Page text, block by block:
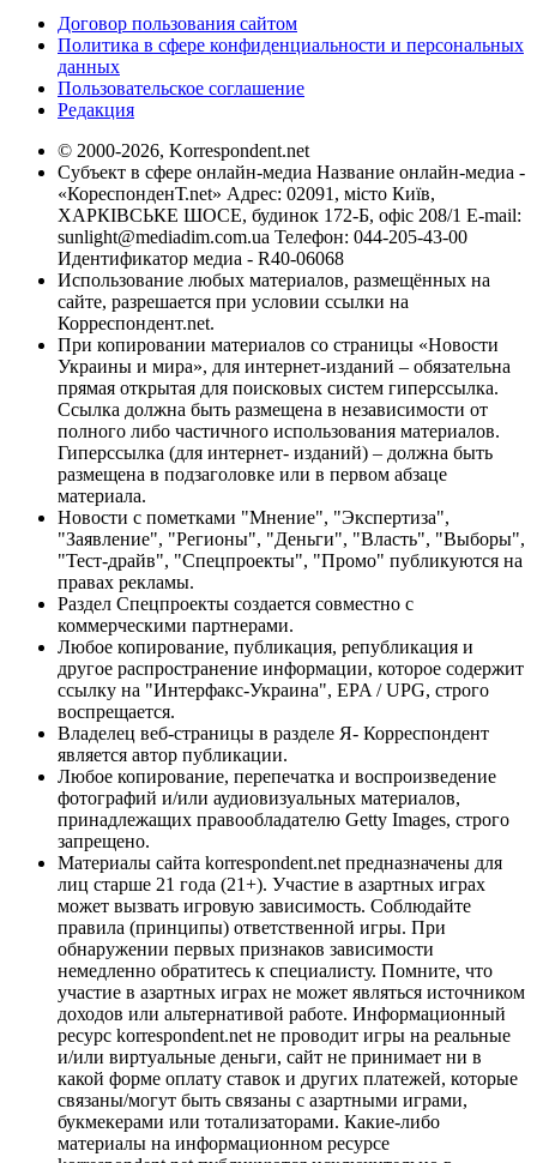
Договор пользования сайтом
Политика в сфере конфиденциальности и персональных
данных
Пользовательское соглашение
Редакция
© 2000-2026, Korrespondent.net
Субъект в сфере онлайн-медиа Название онлайн-медиа -
«КореспонденТ.net» Адрес: 02091, місто Київ,
ХАРКІВСЬКЕ ШОСЕ, будинок 172-Б, офіс 208/1 E-mail:
sunlight@mediadim.com.ua Телефон: 044-205-43-00
Идентификатор медиа - R40-06068
Использование любых материалов, размещённых на
сайте, разрешается при условии ссылки на
Корреспондент.net.
При копировании материалов со страницы «Новости
Украины и мира», для интернет-изданий – обязательна
прямая открытая для поисковых систем гиперссылка.
Ссылка должна быть размещена в независимости от
полного либо частичного использования материалов.
Гиперссылка (для интернет- изданий) – должна быть
размещена в подзаголовке или в первом абзаце
материала.
Новости с пометками "Мнение", "Экспертиза",
"Заявление", "Регионы", "Деньги", "Власть", "Выборы",
"Тест-драйв", "Спецпроекты", "Промо" публикуются на
правах рекламы.
Раздел Спецпроекты создается совместно с
коммерческими партнерами.
Любое копирование, публикация, републикация и
другое распространение информации, которое содержит
ссылку на "Интерфакс-Украина", EPA / UPG, строго
воспрещается.
Владелец веб-страницы в разделе Я- Корреспондент
является автор публикации.
Любое копирование, перепечатка и воспроизведение
фотографий и/или аудиовизуальных материалов,
принадлежащих правообладателю Getty Images, строго
запрещено.
Материалы сайта korrespondent.net предназначены для
лиц старше 21 года (21+). Участие в азартных играх
может вызвать игровую зависимость. Соблюдайте
правила (принципы) ответственной игры. При
обнаружении первых признаков зависимости
немедленно обратитесь к специалисту. Помните, что
участие в азартных играх не может являться источником
доходов или альтернативой работе. Информационный
ресурс korrespondent.net не проводит игры на реальные
и/или виртуальные деньги, сайт не принимает ни в
какой форме оплату ставок и других платежей, которые
связаны/могут быть связаны с азартными играми,
букмекерами или тотализаторами. Какие-либо
материалы на информационном ресурсе